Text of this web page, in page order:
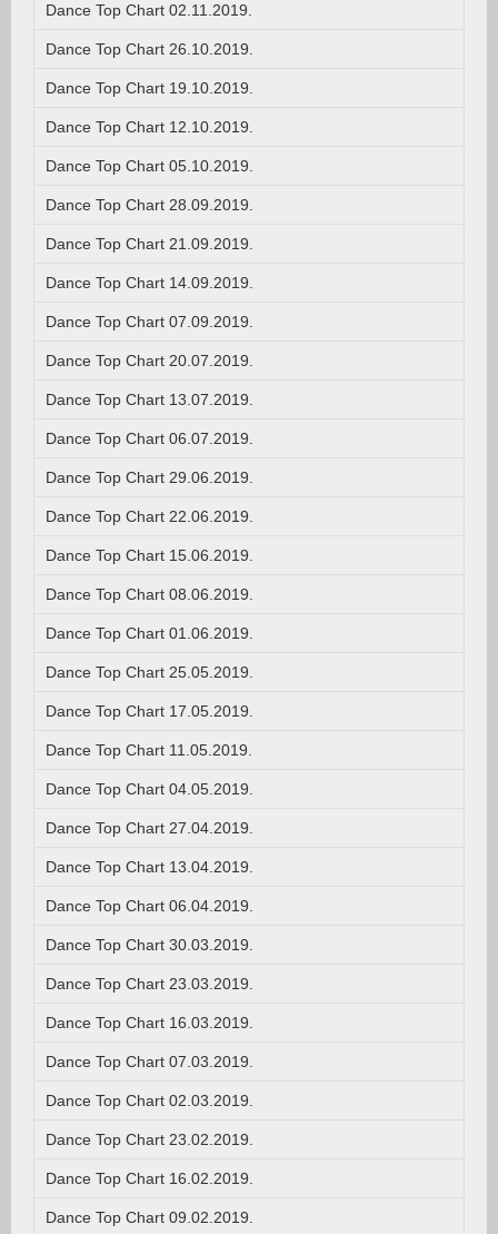
Dance Top Chart 02.11.2019.
Dance Top Chart 26.10.2019.
Dance Top Chart 19.10.2019.
Dance Top Chart 12.10.2019.
Dance Top Chart 05.10.2019.
Dance Top Chart 28.09.2019.
Dance Top Chart 21.09.2019.
Dance Top Chart 14.09.2019.
Dance Top Chart 07.09.2019.
Dance Top Chart 20.07.2019.
Dance Top Chart 13.07.2019.
Dance Top Chart 06.07.2019.
Dance Top Chart 29.06.2019.
Dance Top Chart 22.06.2019.
Dance Top Chart 15.06.2019.
Dance Top Chart 08.06.2019.
Dance Top Chart 01.06.2019.
Dance Top Chart 25.05.2019.
Dance Top Chart 17.05.2019.
Dance Top Chart 11.05.2019.
Dance Top Chart 04.05.2019.
Dance Top Chart 27.04.2019.
Dance Top Chart 13.04.2019.
Dance Top Chart 06.04.2019.
Dance Top Chart 30.03.2019.
Dance Top Chart 23.03.2019.
Dance Top Chart 16.03.2019.
Dance Top Chart 07.03.2019.
Dance Top Chart 02.03.2019.
Dance Top Chart 23.02.2019.
Dance Top Chart 16.02.2019.
Dance Top Chart 09.02.2019.